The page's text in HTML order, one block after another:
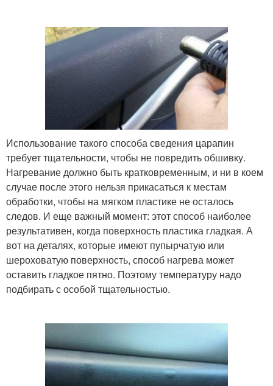
Использование такого способа сведения царапин
требует тщательности, чтобы не повредить обшивку.
Нагревание должно быть кратковременным, и ни в коем
случае после этого нельзя прикасаться к местам
обработки, чтобы на мягком пластике не осталось
следов. И еще важный момент: этот способ наиболее
результативен, когда поверхность пластика гладкая. А
вот на деталях, которые имеют пупырчатую или
шероховатую поверхность, способ нагрева может
оставить гладкое пятно. Поэтому температуру надо
подбирать с особой тщательностью.